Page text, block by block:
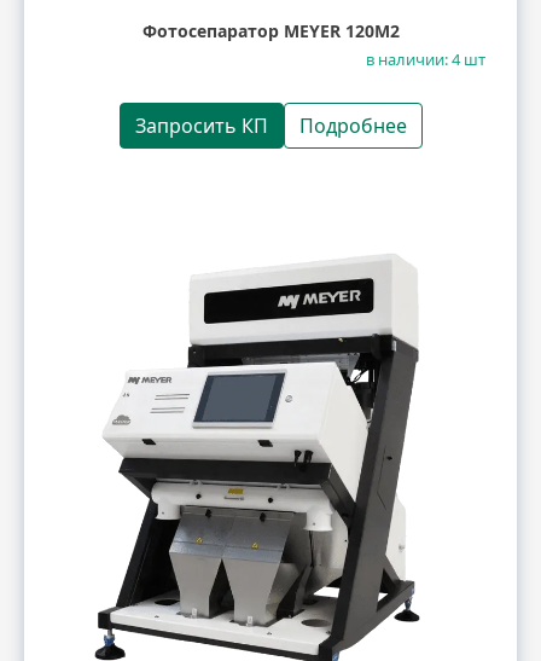
Фотосепаратор MEYER 120M2
в наличии: 4 шт
Запросить КП Подробнее